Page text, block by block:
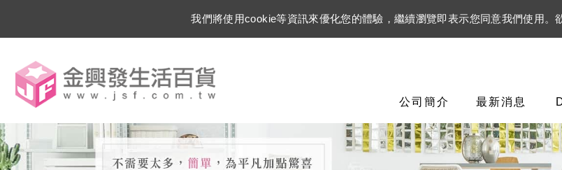
我們將使用cookie等資訊來優化您的體驗，繼續瀏覽即表示您同意我們使用。
公司簡介 最新消息